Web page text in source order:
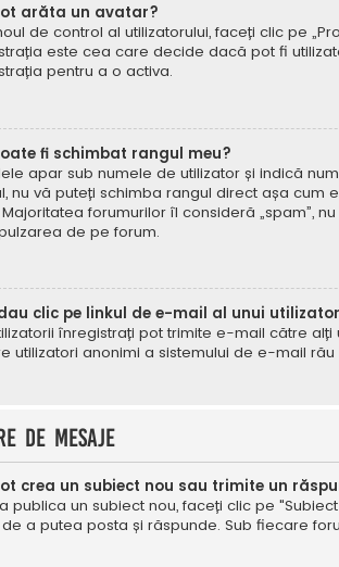
arăta un avatar?
de control al utilizatorului, faceți clic pe
este cea care decide dacă pot fi
pentru a o activa.
fi schimbat rangul meu?
apar sub numele de utilizator și indică
nu vă puteți schimba rangul direct așa cum
forumurilor îl consideră „spam”,
de pe forum.
clic pe linkul de e-mail al unui
înregistrați pot trimite e-mail către
utilizatori anonimi a sistemului de e-mail rău
de mesaje
crea un subiect nou sau trimite un
publica un subiect nou, faceți clic pe
a putea posta și răspunde. Sub fiecare